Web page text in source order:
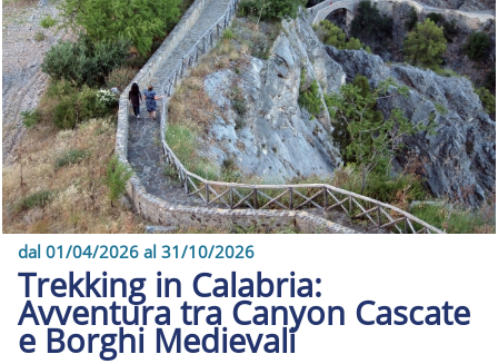
dal 01/04/2026 al 31/10/2026
Trekking in Calabria:
Avventura tra Canyon Cascate
e Borghi Medievali